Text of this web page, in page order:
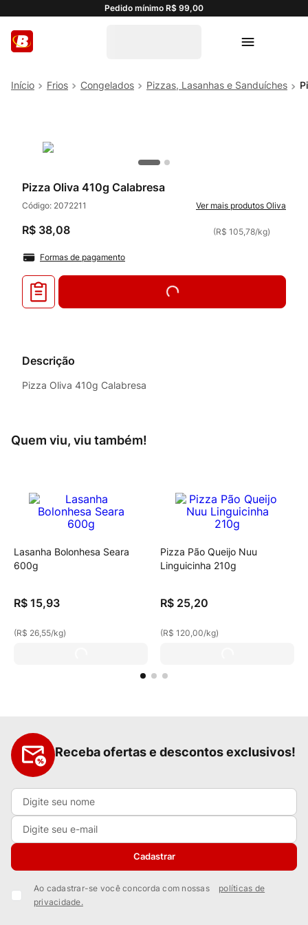
Pedido mínimo R$ 99,00
Frios Congelados Pizzas, Lasanhas e Sanduíches
Pizza Oliva 410g Calabresa
Código: 2072211 Oliva
R$ 38,08 (R$ 105,78/kg)
Formas de pagamento
Descrição
Pizza Oliva 410g Calabresa
Quem viu, viu também!
Lasanha Bolonhesa Seara
600g
R$ 15,93
(R$ 26,55/kg)
Pizza Pão Queijo Nuu
Linguicinha 210g
R$ 25,20
(R$ 120,00/kg)
Receba ofertas e descontos exclusivos!
Cadastrar
Ao cadastrar-se você concorda com nossas
políticas de
privacidade.